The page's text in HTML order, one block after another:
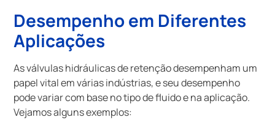
Desempenho em Diferentes
Aplicações
As válvulas hidráulicas de retenção desempenham um
papel vital em várias indústrias, e seu desempenho
pode variar com base no tipo de fluido e na aplicação.
Vejamos alguns exemplos: